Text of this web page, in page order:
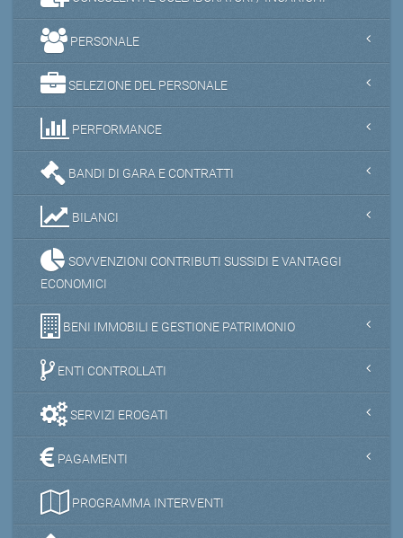
PERSONALE
SELEZIONE DEL PERSONALE
PERFORMANCE
BANDI DI GARA E CONTRATTI
BILANCI
SOVVENZIONI CONTRIBUTI SUSSIDI E VANTAGGI
ECONOMICI
BENI IMMOBILI E GESTIONE PATRIMONIO
ENTI CONTROLLATI
SERVIZI EROGATI
PAGAMENTI
PROGRAMMA INTERVENTI